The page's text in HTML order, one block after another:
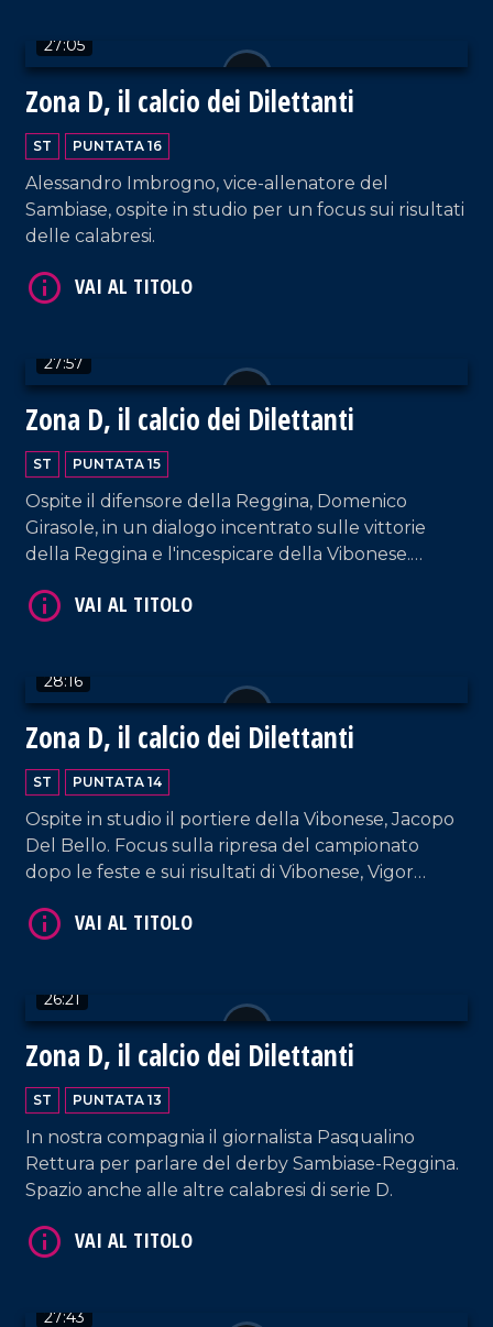
27:05
Zona D, il calcio dei Dilettanti
ST PUNTATA 16
Alessandro Imbrogno, vice-allenatore del
Sambiase, ospite in studio per un focus sui risultati
delle calabresi.
27:57
Zona D, il calcio dei Dilettanti
ST PUNTATA 15
Ospite il difensore della Reggina, Domenico
Girasole, in un dialogo incentrato sulle vittorie
della Reggina e l'incespicare della Vibonese.
della sconfitta della Vigor Lamezia contro il
28:16
Zona D, il calcio dei Dilettanti
ST PUNTATA 14
Ospite in studio il portiere della Vibonese, Jacopo
Del Bello. Focus sulla ripresa del campionato
dopo le feste e sui risultati di Vibonese, Vigor
26:21
Zona D, il calcio dei Dilettanti
ST PUNTATA 13
In nostra compagnia il giornalista Pasqualino
Rettura per parlare del derby Sambiase-Reggina.
Spazio anche alle altre calabresi di serie D.
27:43
VAI AL TITOLO
VAI AL TITOLO
VAI AL TITOLO
VAI AL TITOLO
VAI AL TITOLO
VAI AL TITOLO